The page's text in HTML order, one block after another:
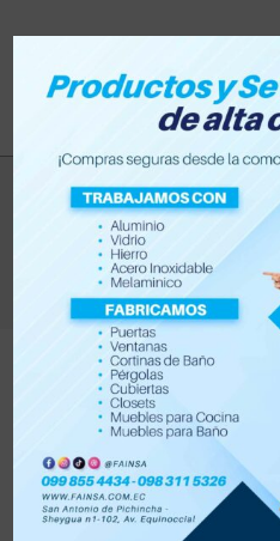
solar
Productos > solar
Filtrar
Orden por defecto